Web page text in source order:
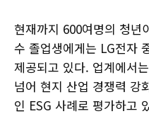
현재까지 600여명의 청년
수 졸업생에게는 LG전자
제공되고 있다. 업계에서
넘어 현지 산업 경쟁력 강
인 ESG 사례로 평가하고